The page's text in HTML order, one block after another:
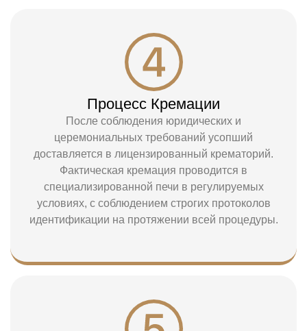
Процесс Кремации
После соблюдения юридических и
церемониальных требований усопший
доставляется в лицензированный крематорий.
Фактическая кремация проводится в
специализированной печи в регулируемых
условиях, с соблюдением строгих протоколов
идентификации на протяжении всей процедуры.